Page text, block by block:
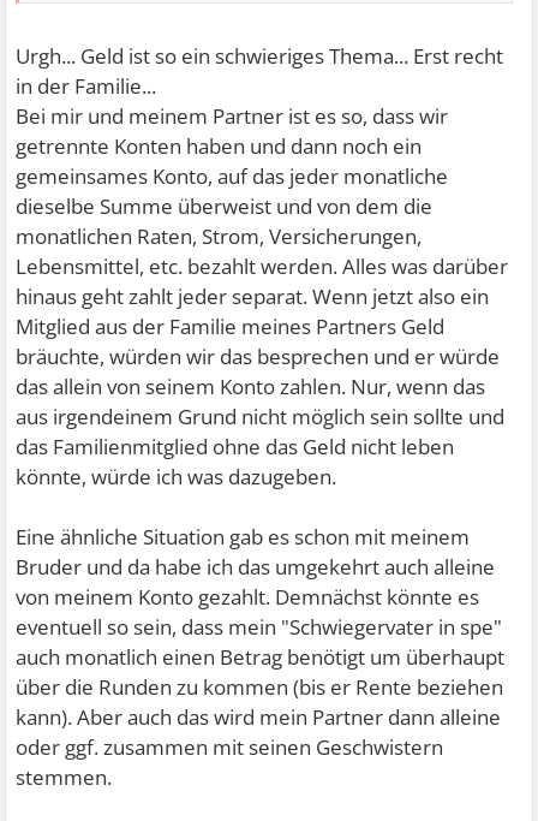
Bin ich egoistisch, wenn ich das nicht fair finde und das
nicht befürworte? Man hat immerhin sein eigenes Leben
und mit unserem Eigenheim wollten wir im Jahr 2017
beginnen.
Wie sieht ihr das? Ist das bei euch aus so?
Urgh... Geld ist so ein schwieriges Thema... Erst recht
in der Familie...
Bei mir und meinem Partner ist es so, dass wir
getrennte Konten haben und dann noch ein
gemeinsames Konto, auf das jeder monatliche
dieselbe Summe überweist und von dem die
monatlichen Raten, Strom, Versicherungen,
Lebensmittel, etc. bezahlt werden. Alles was darüber
hinaus geht zahlt jeder separat. Wenn jetzt also ein
Mitglied aus der Familie meines Partners Geld
bräuchte, würden wir das besprechen und er würde
das allein von seinem Konto zahlen. Nur, wenn das
aus irgendeinem Grund nicht möglich sein sollte und
das Familienmitglied ohne das Geld nicht leben
könnte, würde ich was dazugeben.
Eine ähnliche Situation gab es schon mit meinem
Bruder und da habe ich das umgekehrt auch alleine
von meinem Konto gezahlt. Demnächst könnte es
eventuell so sein, dass mein "Schwiegervater in spe"
auch monatlich einen Betrag benötigt um überhaupt
über die Runden zu kommen (bis er Rente beziehen
kann). Aber auch das wird mein Partner dann alleine
oder ggf. zusammen mit seinen Geschwistern
stemmen.